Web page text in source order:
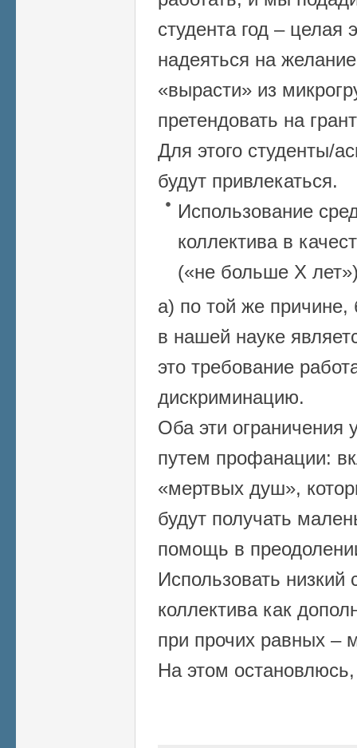
студента год – целая
надеяться на
«вырасти» из
претендовать на
Для этого студенты/
будут привлекаться.
Использование
коллектива в
(«не больше Х
а) по той же
в нашей науке
это требование
дискриминацию.
Оба эти ограничения
путем профанации:
«мертвых душ»,
будут получать
помощь в
Использовать низкий
коллектива как
при прочих равных –
На этом